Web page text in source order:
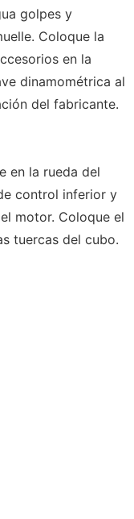
golpes y
Coloque la
en la
dinamométrica al
del fabricante.
en la rueda del
control inferior y
motor. Coloque el
tuercas del cubo.